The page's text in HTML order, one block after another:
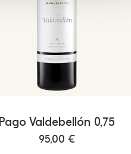
Pago Valdebellón 0,75
95,00 €